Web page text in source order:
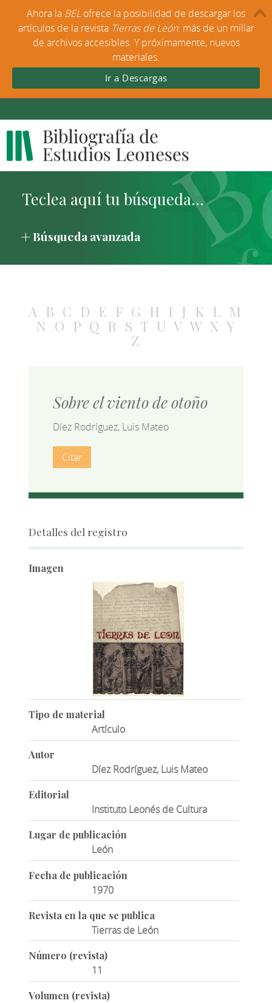
Búsqueda avanzada
A B C D E F G H I J K L M
N O P Q R S T U V W X Y
Z
Sobre el viento de otoño
Díez Rodríguez, Luis Mateo
Citar
Detalles del registro
Imagen
Tipo de material
Artículo
Autor
Díez Rodríguez, Luis Mateo
Editorial
Instituto Leonés de Cultura
Lugar de publicación
León
Fecha de publicación
1970
Revista en la que se publica
Tierras de León
Número (revista)
11
Volumen (revista)
Ahora la BEL ofrece la posibilidad de descargar los
artículos de la revista Tierras de León: más de un millar
de archivos accesibles. Y próximamente, nuevos
materiales.
Ir a Descargas